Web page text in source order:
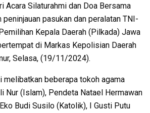
Acara Silaturahmi dan Doa Bersama
pasukan dan peralatan TNI-
Kepala Daerah (Pilkada) Jawa
di Markas Kepolisian Daerah
Selasa, (19/11/2024).
melibatkan beberapa tokoh agama
Nur (Islam), Pendeta Natael Hermawan
Budi Susilo (Katolik), I Gusti Putu